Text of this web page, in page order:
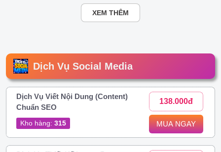
XEM THÊM
Dịch Vụ Social Media
Dịch Vụ Viết Nội Dung (Content)
Chuẩn SEO
Kho hàng: 315
138.000đ
MUA NGAY